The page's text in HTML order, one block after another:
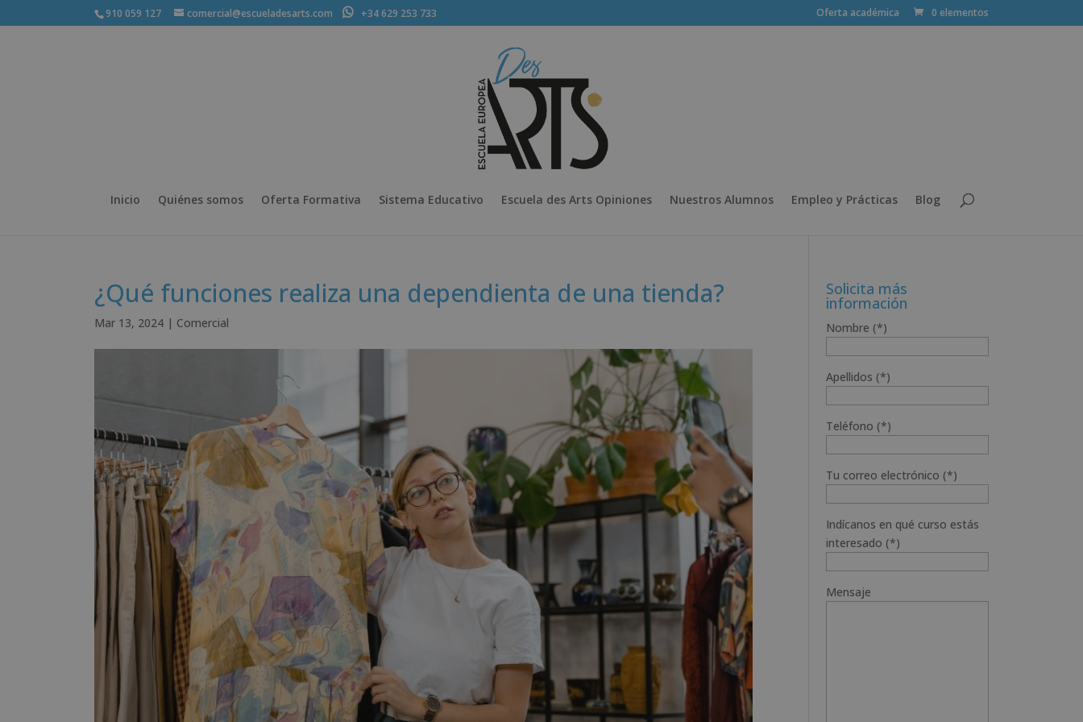
910 059 127 comercial@escueladesarts.com +34 629 253 733 Oferta académica 0 elementos
Inicio Quiénes somos Oferta Formativa Sistema Educativo Escuela des Arts Opiniones Nuestros Alumnos Empleo y Prácticas Blog
¿Qué funciones realiza una dependienta de una tienda?
Mar 13, 2024 | Comercial
Solicita más
información
Nombre (*)
Apellidos (*)
Teléfono (*)
Tu correo electrónico (*)
Indícanos en qué curso estás
interesado (*)
Mensaje